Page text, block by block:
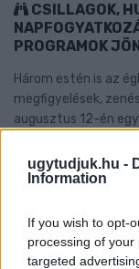
ugytudjuk.hu -
Information
If you wish to opt-
processing of
targeted
CSILLAGOK,
PROGRAMOK
Három estén is az
megfigyelések,
augusztus 12-én